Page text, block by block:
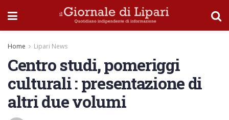
Home Lipari News
Centro studi, pomeriggi
culturali : presentazione di
altri due volumi